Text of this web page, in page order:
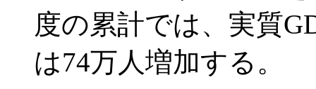
度の累計では、実質
は74万人増加する。